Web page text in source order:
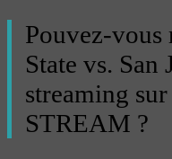
Pouvez-vous
State vs. San
streaming
STREAM ?